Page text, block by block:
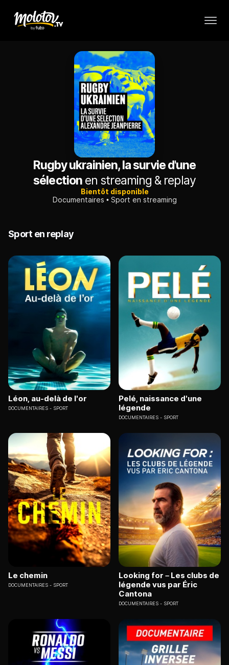
Rugby ukrainien, la survie d'une
sélectionen streaming & replay
Bientôt disponible
Documentaires
Sport en streaming
Sport en replay
Léon, au-delà de l'or
DOCUMENTAIRES SPORT
Pelé, naissance d'une
légende
DOCUMENTAIRES SPORT
Le chemin
DOCUMENTAIRES SPORT
Looking for – Les clubs de
légende vus par Éric
Cantona
DOCUMENTAIRES SPORT